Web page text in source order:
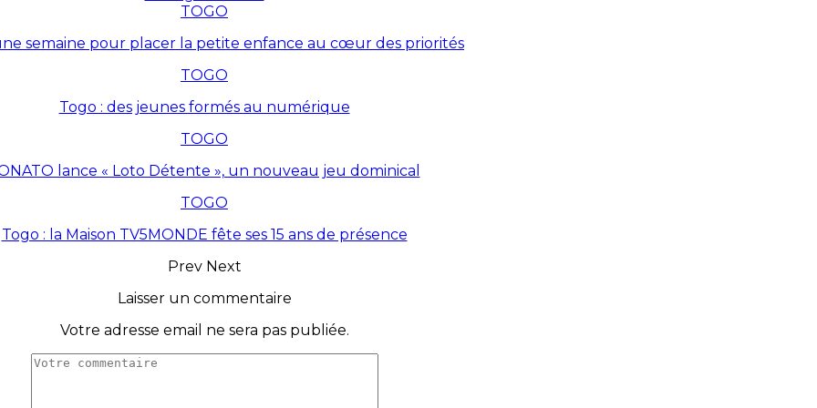
TOGO
semaine pour placer la petite enfance au cœur des priorités
TOGO
Togo : des jeunes formés au numérique
TOGO
lance « Loto Détente », un nouveau jeu dominical
TOGO
Togo : la Maison TV5MONDE fête ses 15 ans de présence
Prev Next
Laisser un commentaire
Votre adresse email ne sera pas publiée.